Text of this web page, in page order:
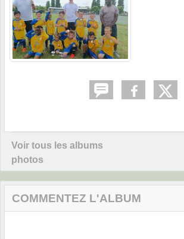
Voir tous les albums
photos
COMMENTEZ L'ALBUM